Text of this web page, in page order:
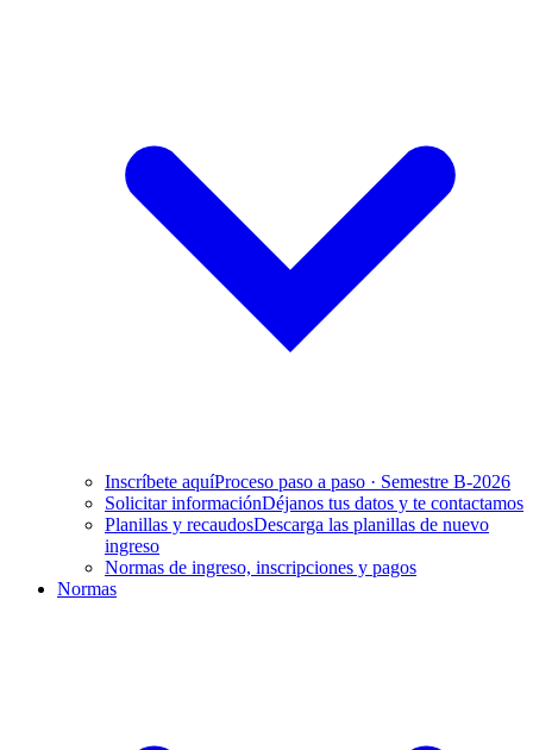
Inscríbete aquíProceso paso a paso · Semestre B-2026
Solicitar informaciónDéjanos tus datos y te contactamos
Planillas y recaudosDescarga las planillas de nuevo
ingreso
Normas de ingreso, inscripciones y pagos
Normas